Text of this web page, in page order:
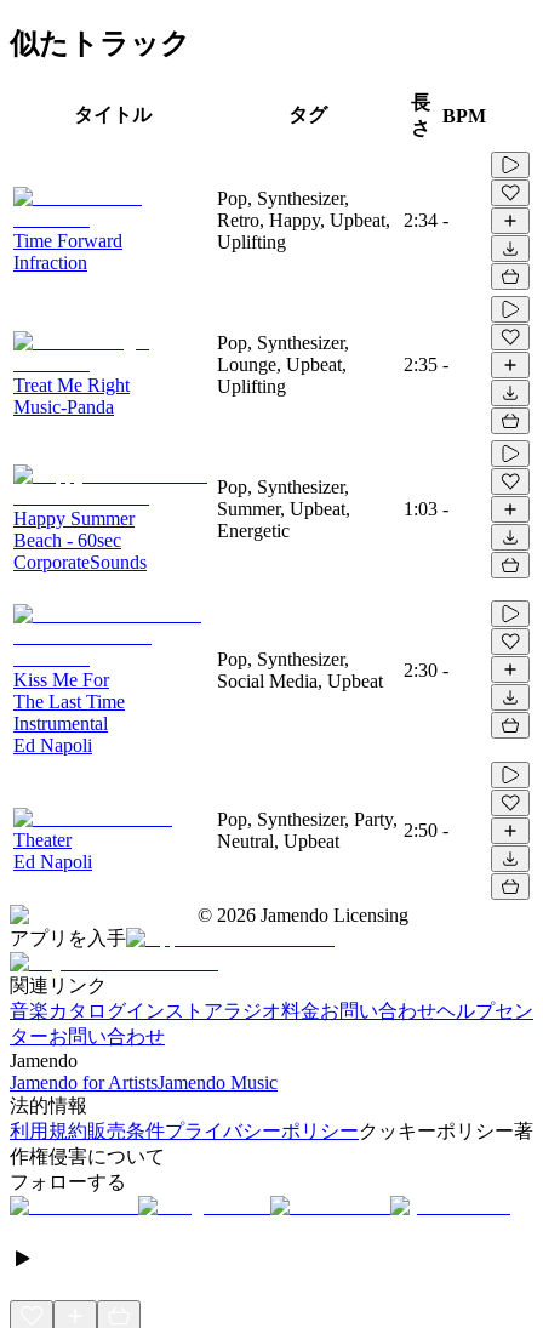
似たトラック
タイトル タグ
長
さ
BPM
Time Forward
Infraction
Pop, Synthesizer,
Retro, Happy, Upbeat,
Uplifting
2:34 -
Treat Me Right
Music-Panda
Pop, Synthesizer,
Lounge, Upbeat,
Uplifting
2:35 -
Happy Summer
Beach - 60sec
CorporateSounds
Pop, Synthesizer,
Summer, Upbeat,
Energetic
1:03 -
Kiss Me For
The Last Time
Instrumental
Ed Napoli
Pop, Synthesizer,
Social Media, Upbeat
2:30 -
Theater
Ed Napoli
Pop, Synthesizer, Party,
Neutral, Upbeat
2:50 -
© 2026 Jamendo Licensing
アプリを入手
関連リンク
音楽カタログインストアラジオ料金お問い合わせヘルプセン
ターお問い合わせ
Jamendo
Jamendo for ArtistsJamendo Music
法的情報
利用規約販売条件プライバシーポリシークッキーポリシー著
作権侵害について
フォローする